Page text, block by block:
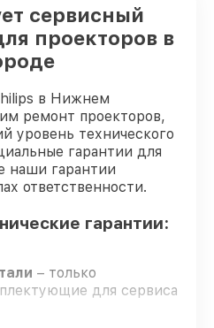
сервисный
проекторов в
в Нижнем
ремонт проекторов,
уровень технического
гарантии для
наши гарантии
ответственности.
гарантии:
– только
для сервиса